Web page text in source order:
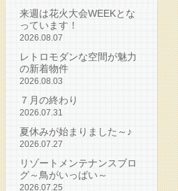
来週は花火大会WEEKとな
っています！
2026.08.07
レトロモダンな空間が魅力
の新着物件
2026.08.03
７月の終わり
2026.07.31
夏休みが始まりました～♪
2026.07.27
リゾートメンテナンスブロ
グ～鳥がいっぱい～
2026.07.25